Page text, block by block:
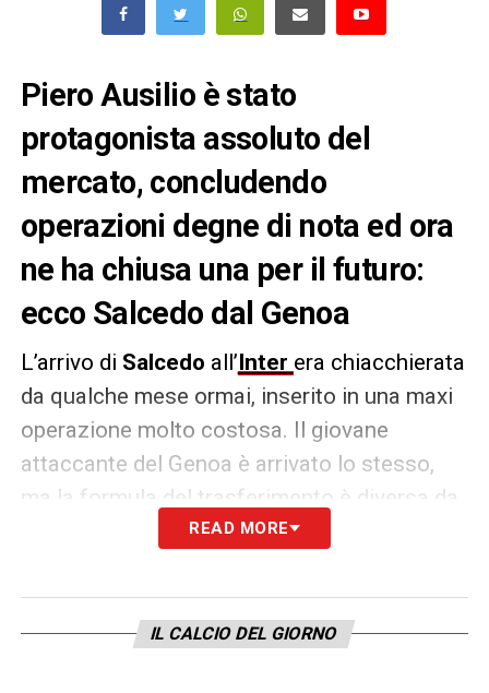
Piero Ausilio è stato
protagonista assoluto del
mercato, concludendo
operazioni degne di nota ed ora
ne ha chiusa una per il futuro:
ecco Salcedo dal Genoa
L’arrivo di Salcedo all’ Inter era chiacchierata
da qualche mese ormai, inserito in una maxi
operazione molto costosa. Il giovane
attaccante del Genoa è arrivato lo stesso,
ma la formula del trasferimento è diversa da
quella prospettata, come si legge nella breve
ufficiale:«FC Internazionale Milano
comunica di aver raggiunto un accordo con
READ MORE
IL CALCIO DEL GIORNO